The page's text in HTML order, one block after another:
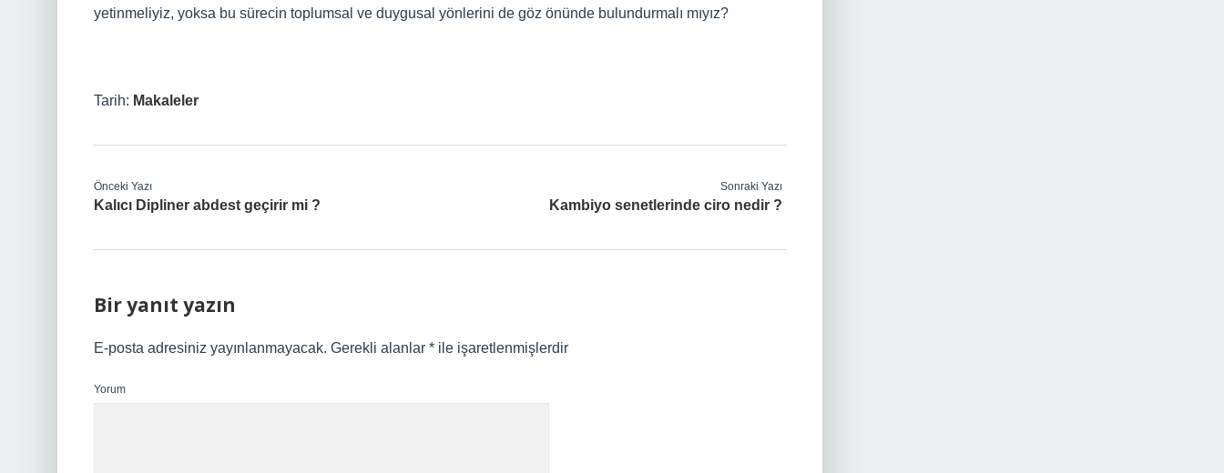
yetinmeliyiz, yoksa bu sürecin toplumsal ve duygusal yönlerini de göz önünde bulundurmalı mıyız?
Tarih: Makaleler
Önceki Yazı
Kalıcı Dipliner abdest geçirir mi ?
Sonraki Yazı
Kambiyo senetlerinde ciro nedir ?
Bir yanıt yazın
E-posta adresiniz yayınlanmayacak. Gerekli alanlar * ile işaretlenmişlerdir
Yorum